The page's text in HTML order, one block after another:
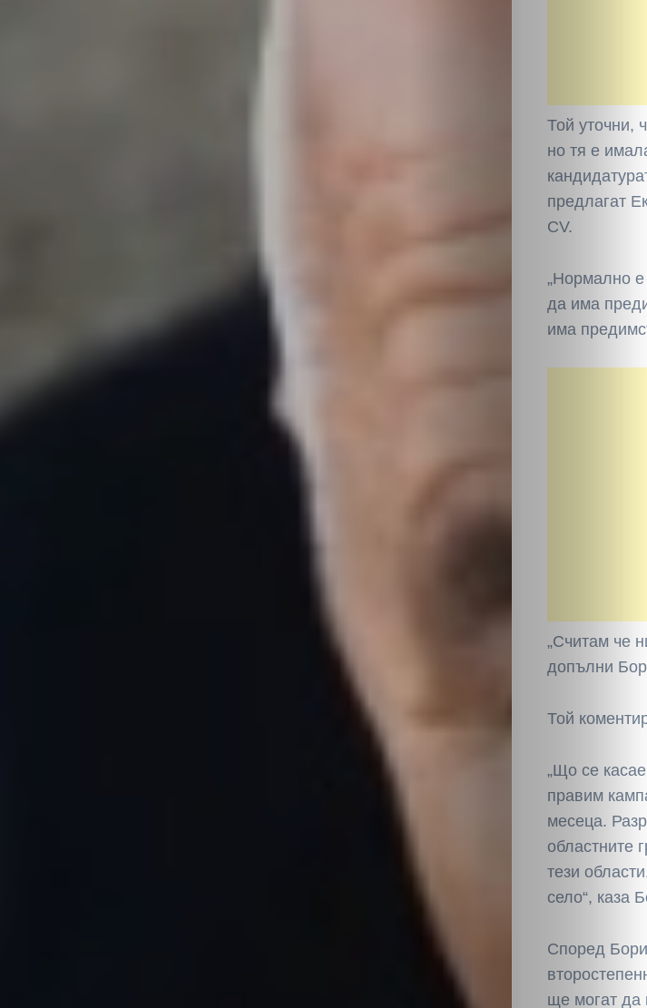
Спорт
Той уточни,
но тя е
предлагат
CV.
„Нормално е
да има
има
„Считам че
допълни
Той
„Що се
правим
месеца.
областните
тези
село“, каза
Според
ще могат да